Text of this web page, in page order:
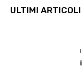
ULTIMI ARTICOLI